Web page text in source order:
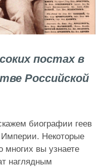
постах в
Российской
биографии геев
Империи. Некоторые
многих вы узнаете
наглядным